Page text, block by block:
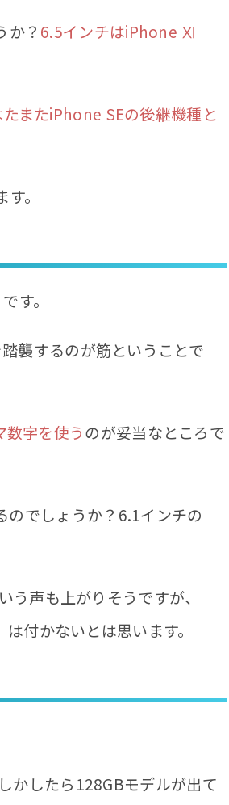
か？ 6.5インチはiPhone Ⅺ
またiPhone SEの後継機種と
。
す。
襲するのが筋ということで
字を使うのが妥当なところで
のでしょうか？6.1インチの
う声も上がりそうですが、
付かないとは思います。
かしたら128GBモデルが出て